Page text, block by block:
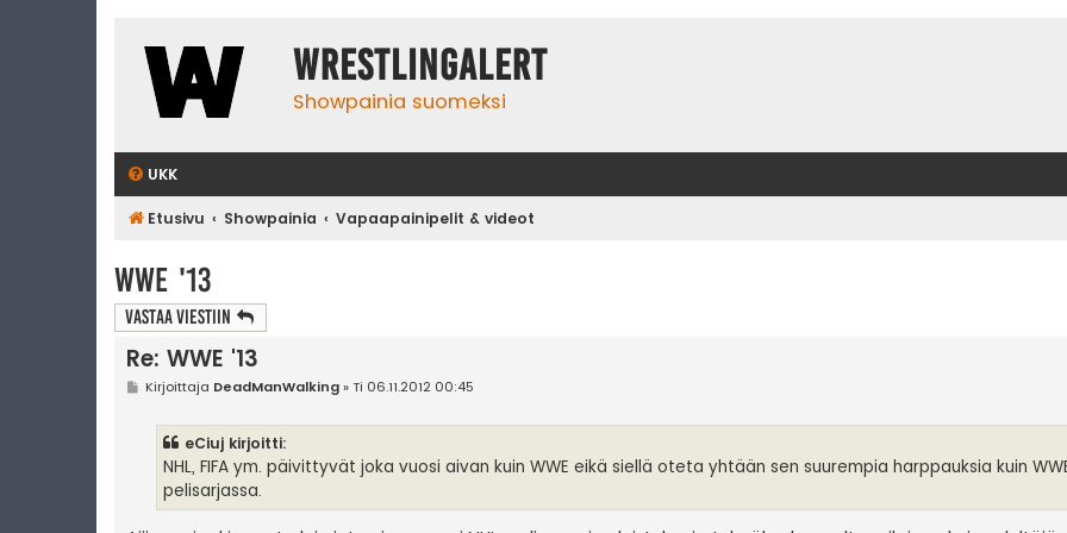
WrestlingAlert
Showpainia suomeksi
UKK
Etusivu Showpainia Vapaapainipelit & videot
WWE '13
Vastaa Viestiin
Re: WWE '13
VKirjoittaja DeadManWalking» Ti 06.11.2012 00:45
eCiuj kirjoitti:
NHL, FIFA ym. päivittyvät joka vuosi aivan kuin WWE eikä siellä oteta yhtään sen suurempia harppauksia kuin
pelisarjassa.